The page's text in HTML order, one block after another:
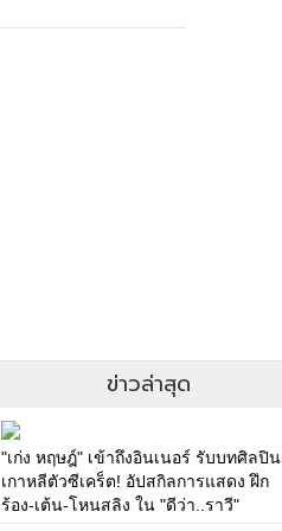
ข่าวล่าสุด
"เก่ง หฤษฎ์" เข้าถึงอินเนอร์ รับบทศิลปิน
เกาหลีตัวซีเคร็ต! อัปสกิลการแสดง ฝึก
ร้อง-เต้น-โหนสลิง ใน "ดีว่า..ราวี"